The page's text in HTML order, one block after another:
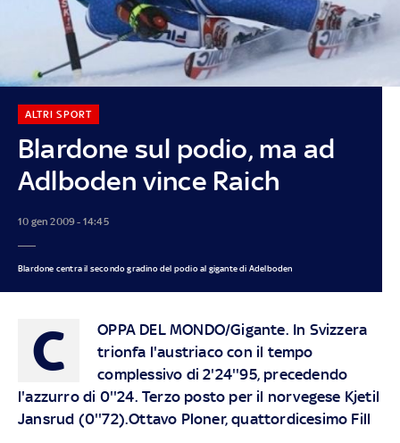
Blardone sul podio, ma ad
Adlboden vince Raich
ALTRI SPORT
10 gen 2009 - 14:45
Blardone centra il secondo gradino del podio al gigante di Adelboden
C
OPPA DEL MONDO/Gigante. In Svizzera
trionfa l'austriaco con il tempo
complessivo di 2'24''95, precedendo
l'azzurro di 0''24. Terzo posto per il norvegese Kjetil
Jansrud (0''72).Ottavo Ploner, quattordicesimo Fill